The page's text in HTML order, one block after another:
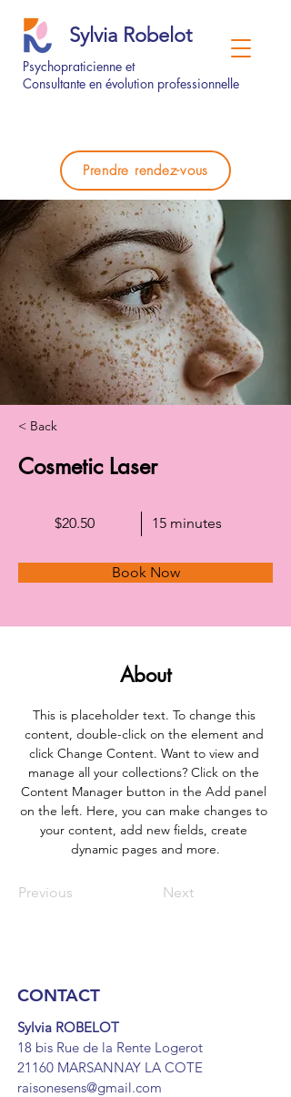
Sylvia Robelot
Psychopraticienne et
Consultante en évolution professionnelle
Prendre rendez-vous
< Back
Cosmetic Laser
$20.50 15 minutes
Book Now
About
This is placeholder text. To change this
content, double-click on the element and
click Change Content. Want to view and
manage all your collections? Click on the
Content Manager button in the Add panel
on the left. Here, you can make changes to
your content, add new fields, create
dynamic pages and more.
Previous Next
CONTACT
Sylvia ROBELOT
18 bis Rue de la Rente Logerot
21160 MARSANNAY LA COTE
raisonesens@gmail.com